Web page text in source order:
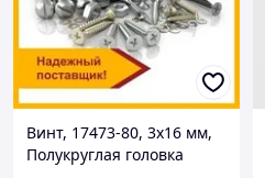
Винт, 17473-80, 3х16 мм,
Полукруглая головка